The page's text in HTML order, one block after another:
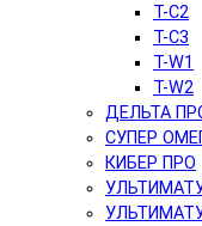
T-C2
T-C3
T-W1
T-W2
ДЕЛЬТА
СУПЕР
КИБЕР ПРО